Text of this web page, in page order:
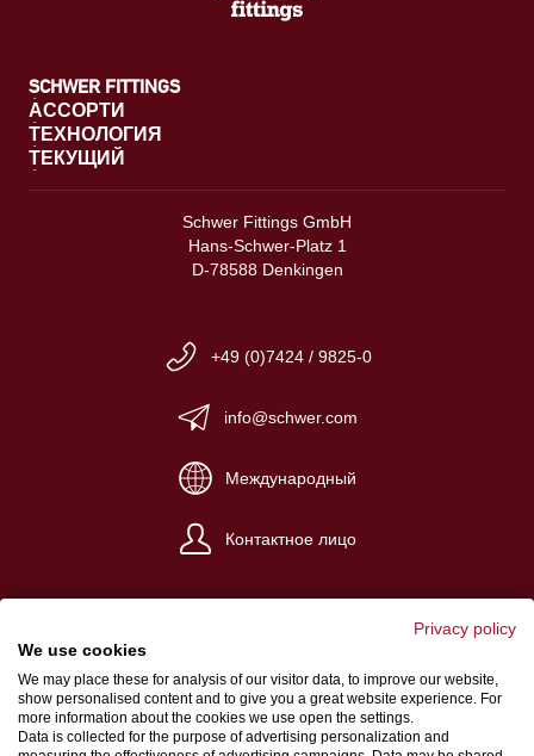
SCHWER FITTINGS
АССОРТИ
ТЕХНОЛОГИЯ
ТЕКУЩИЙ
Schwer Fittings GmbH
Hans-Schwer-Platz 1
D-78588 Denkingen
+49 (0)7424 / 9825-0
info@schwer.com
Международный
Контактное лицо
Импрессум
Общие условия сделки
Privacy policy
We use cookies
We may place these for analysis of our visitor data, to improve our website,
show personalised content and to give you a great website experience. For
more information about the cookies we use open the settings.
Data is collected for the purpose of advertising personalization and